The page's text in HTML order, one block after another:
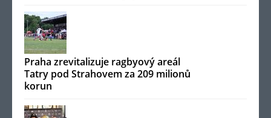
Praha zrevitalizuje ragbyový areál
Tatry pod Strahovem za 209 milionů
korun